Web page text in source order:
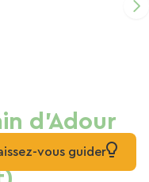
d'Adour
-
vous guider